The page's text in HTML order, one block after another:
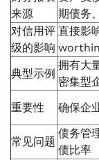
来源
期债务
对信用评
级的影响
直接影
典型示例
拥有大
密集型
重要性
确保企
常见问题
债务管
债比率